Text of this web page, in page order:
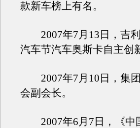
款新车榜上有名。
2007年7月13日，吉利
汽车节汽车奥斯卡自主创
2007年7月10日，集团
会副会长。
2007年6月7日，《中